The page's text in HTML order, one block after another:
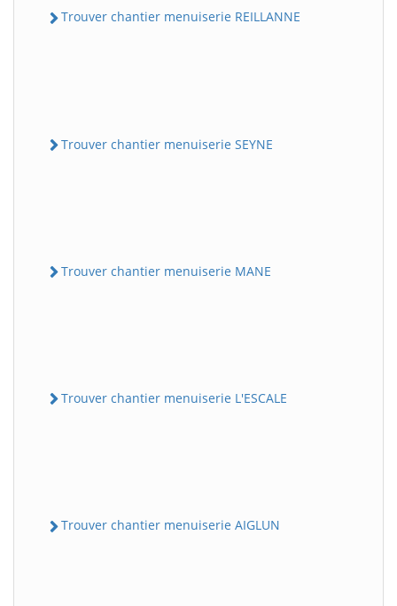
Trouver chantier menuiserie REILLANNE
Trouver chantier menuiserie SEYNE
Trouver chantier menuiserie MANE
Trouver chantier menuiserie L'ESCALE
Trouver chantier menuiserie AIGLUN